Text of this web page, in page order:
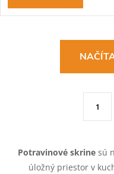
1
Potravinové skrinesú
úložný priestor v